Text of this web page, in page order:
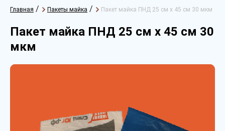
Главная / Пакеты майка / Пакет майка ПНД 25 см х 45 см 30 мкм
Пакет майка ПНД 25 см х 45 см 30
мкм